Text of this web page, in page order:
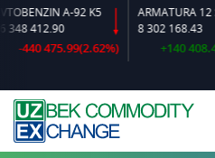
A-92 K5
412.90
-440 475.99(2.62%)
8 302 168.43
+140